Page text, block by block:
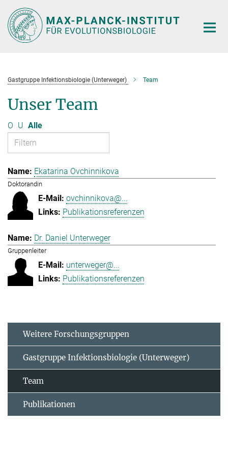
Hauptinhalt
Gastgruppe Infektionsbiologie (Unterweger) Team
Unser Team
O U Alle
Ekatarina Ovchinnikova
Doktorandin
ovchinnikova@...
Publikationsreferenzen
Dr. Daniel Unterweger
Gruppenleiter
unterweger@...
Publikationsreferenzen
Weitere Forschungsgruppen
Gastgruppe Infektionsbiologie (Unterweger)
Team
Publikationen